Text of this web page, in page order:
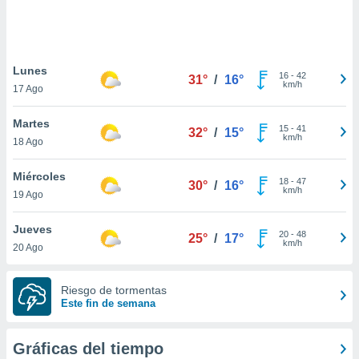
únicos
similares
como
IP
de
traten tus
en
a lo que
Para
Lunes
17 Ago
31° / 16° 16- 42
km/h
Martes
18 Ago
32° / 15° 15- 41
km/h
Miércoles
19 Ago
30° / 16° 18- 47
km/h
Jueves
20 Ago
25° / 17° 20- 48
km/h
Riesgo de tormentas
Este fin de semana
Gráficas del tiempo